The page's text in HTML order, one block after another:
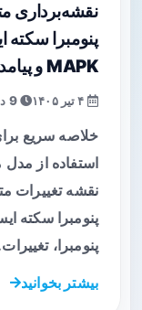
پنومبرا سکته
MAPK و پیامدهای بالینی احتمالی
9 دقیقه
خلاصه سریع
پنومبرا سکته
پنومبرا،
بیشتر بخوانید